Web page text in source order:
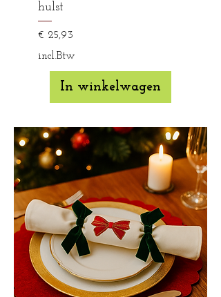
hulst
Prijs
€ 25,93
incl.Btw
In winkelwagen